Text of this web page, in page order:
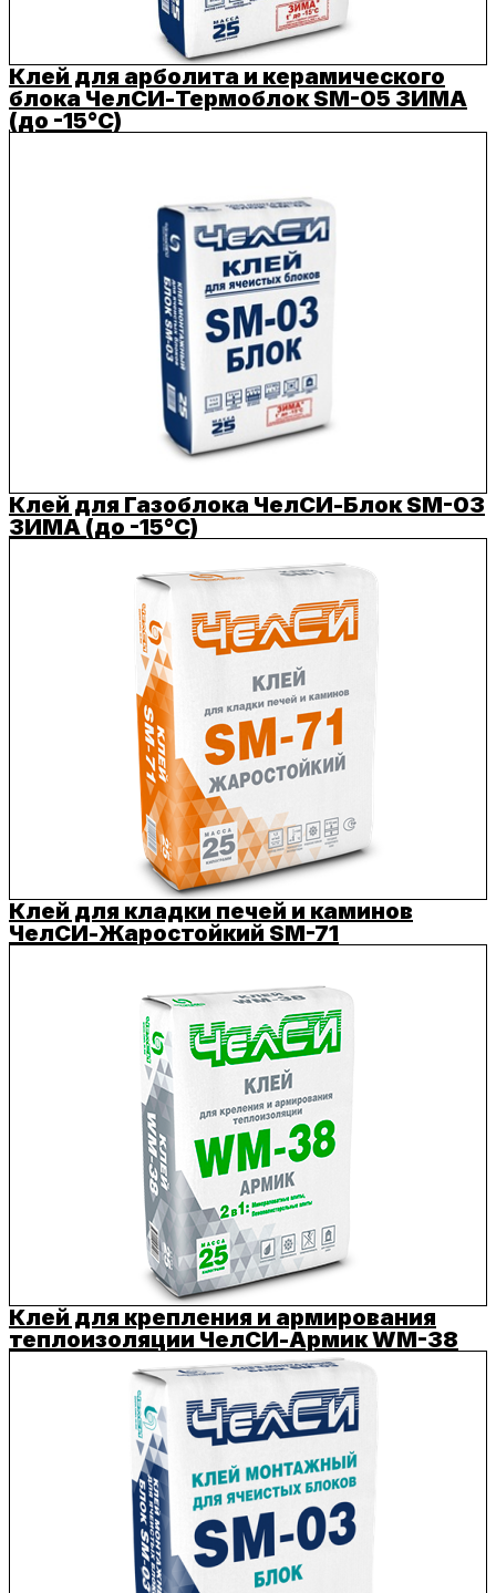
Клей для арболита и керамического
блока ЧелСИ-Термоблок SM-05 ЗИМА
(до -15°C)
Клей для Газоблока ЧелСИ-Блок SM-03
ЗИМА (до -15°C)
Клей для кладки печей и каминов
ЧелСИ-Жаростойкий SM-71
Клей для крепления и армирования
теплоизоляции ЧелСИ-Армик WM-38